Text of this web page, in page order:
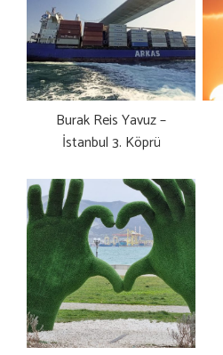
Burak Reis Yavuz –
İstanbul 3. Köprü